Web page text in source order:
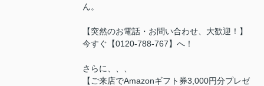
ん。
【突然のお電話・お問い合わせ、大歓迎！】
今すぐ【0120-788-767】へ！
さらに、、、
【ご来店でAmazonギフト券3,000円分プレゼ